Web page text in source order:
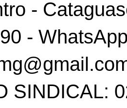
-
-
SINDICAL: